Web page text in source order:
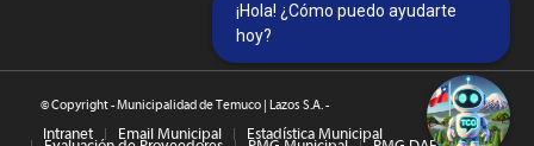
© Copyright - Municipalidad de Temuco | Lazos S.A. -
Intranet Email Municipal Estadística Municipal
¡Hola! ¿Cómo puedo ayudarte
hoy?